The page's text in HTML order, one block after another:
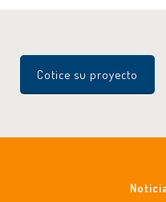
Cotice su proyecto